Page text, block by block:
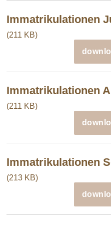
Immatrikulationen
(211 KB)
Immatrikulationen
(211 KB)
Immatrikulationen
(213 KB)